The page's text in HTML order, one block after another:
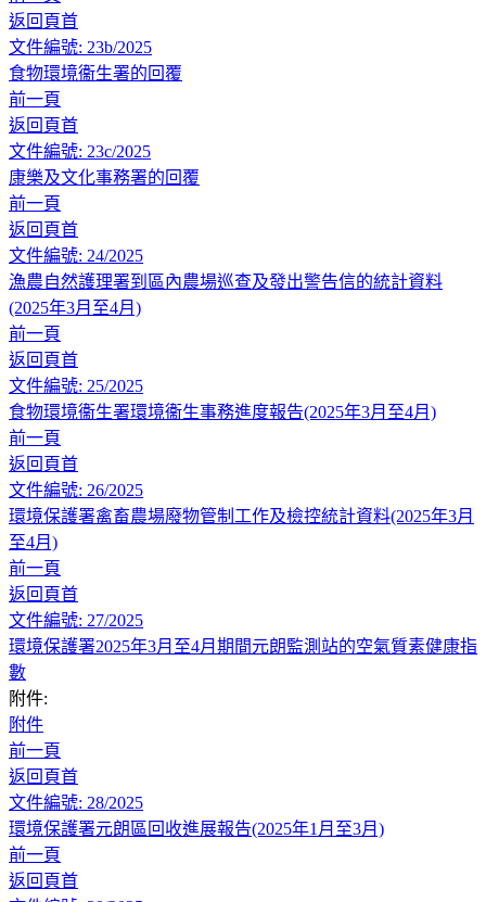
返回頁首
文件編號: 23b/2025
食物環境衞生署的回覆
前一頁
返回頁首
文件編號: 23c/2025
康樂及文化事務署的回覆
前一頁
返回頁首
文件編號: 24/2025
漁農自然護理署到區內農場巡查及發出警告信的統計資料
(2025年3月至4月)
前一頁
返回頁首
文件編號: 25/2025
食物環境衞生署環境衞生事務進度報告(2025年3月至4月)
前一頁
返回頁首
文件編號: 26/2025
環境保護署禽畜農場廢物管制工作及檢控統計資料(2025年3月
至4月)
前一頁
返回頁首
文件編號: 27/2025
環境保護署2025年3月至4月期間元朗監測站的空氣質素健康指
數
附件:
附件
前一頁
返回頁首
文件編號: 28/2025
環境保護署元朗區回收進展報告(2025年1月至3月)
前一頁
返回頁首